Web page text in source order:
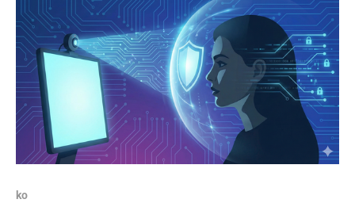
다. * 그래도 한 번은 뚫릴 수 있다.
ko